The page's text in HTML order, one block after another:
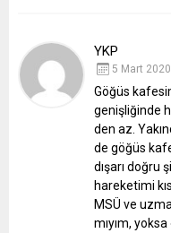
YKP
5 Mart
Göğüs
genişliğinde
den az.
de göğüs
dışarı doğru
hareketimi
MSÜ ve
mıyım,